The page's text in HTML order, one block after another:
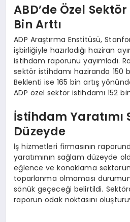
ABD’de Özel
Bin Arttı
ADP Araştırma Enstitüsü,
işbirliğiyle hazırladığı haziran
istihdam raporunu yayımladı.
sektör istihdamı haziranda 150
Beklenti ise 165 bin artış
ADP özel sektör istihdamı 152
İstihdam Yaratımı
Düzeyde
İş hizmetleri firmasının
yaratımının sağlam düzeyde
eğlence ve konaklama
toparlanma olmaması
sönük geçeceği belirtildi.
raporun odak noktasını